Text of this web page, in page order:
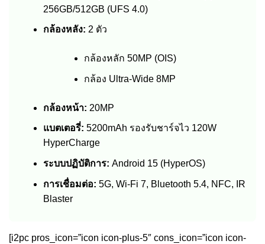
256GB/512GB (UFS 4.0)
กล้องหลัง: 2 ตัว
กล้องหลัก 50MP (OIS)
กล้อง Ultra-Wide 8MP
กล้องหน้า: 20MP
แบตเตอรี่: 5200mAh รองรับชาร์จไว 120W
HyperCharge
ระบบปฏิบัติการ: Android 15 (HyperOS)
การเชื่อมต่อ: 5G, Wi-Fi 7, Bluetooth 5.4, NFC, IR
Blaster
[i2pc pros_icon=”icon icon-plus-5″ cons_icon=”icon icon-